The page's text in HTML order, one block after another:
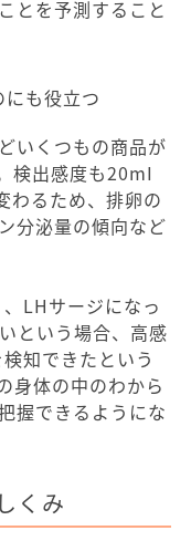
とを予測すること
も役立つ
いくつもの商品が
検出感度も20mI
るため、排卵の
分泌量の傾向など
LHサージになっ
という場合、高感
知できたという
身体の中のわから
握できるようにな
くみ